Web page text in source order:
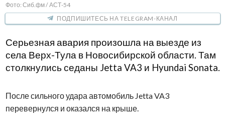
Фото: Сиб.фм / АСТ-54
ПОДПИШИТЕСЬ НА TELEGRAM-КАНАЛ
Серьезная авария произошла на выезде из
села Верх-Тула в Новосибирской области. Там
столкнулись седаны Jetta VA3 и Hyundai Sonata.
После сильного удара автомобиль Jetta VA3
перевернулся и оказался на крыше.